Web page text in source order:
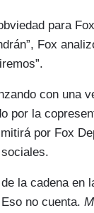
para
Fox
con una
por la
por Fox
la cadena en
no cuenta.